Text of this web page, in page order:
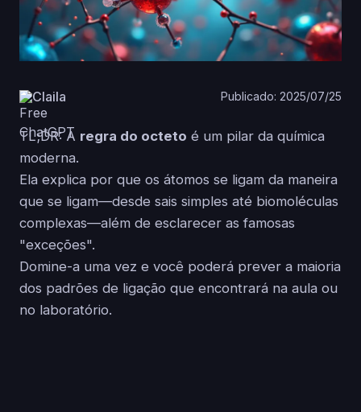
Claila Publicado: 2025/07/25
TL;DR: A regra do octeto é um pilar da química
moderna.
Ela explica por que os átomos se ligam da maneira
que se ligam—desde sais simples até biomoléculas
complexas—além de esclarecer as famosas
"exceções".
Domine-a uma vez e você poderá prever a maioria
dos padrões de ligação que encontrará na aula ou
no laboratório.